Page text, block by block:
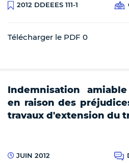
2012 DDEEES 111-1
Télécharger le PDF 0
Indemnisation
en raison des
travaux d'extension du
JUIN 2012